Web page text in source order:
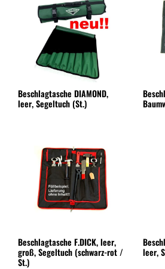
Beschlagtasche DIAMOND,
leer, Segeltuch (St.)
Beschlagtasche F.DICK, leer,
groß, Segeltuch (schwarz-rot /
St.)
leer,